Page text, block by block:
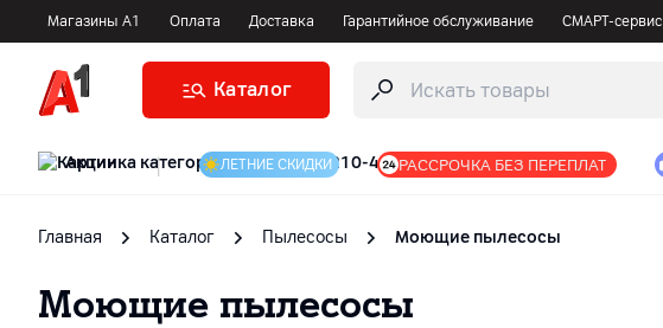
Магазины А1 Оплата Доставка Гарантийное обслуживание СМАРТ-сервис
Каталог
Акции | ЛЕТНИЕ СКИДКИ РАССРОЧКА БЕЗ ПЕРЕПЛАТ
Главная Каталог Пылесосы Моющие пылесосы
Моющие пылесосы